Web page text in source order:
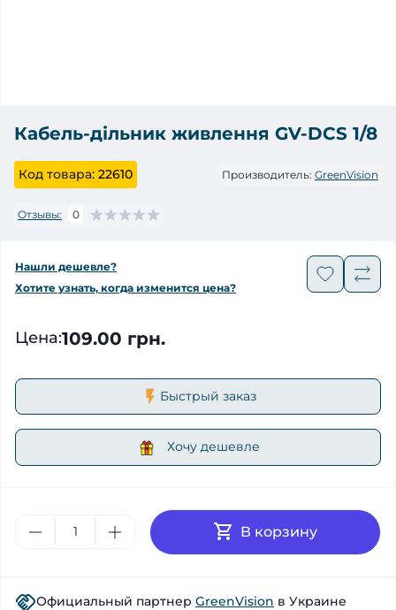
Кабель-дільник живлення GV-DCS 1/8
Код товара: 22610 Производитель: GreenVision
Отзывы: 0
Нашли дешевле?
Хотите узнать, когда изменится цена?
Цена:109.00 грн.
Быстрый заказ
Хочу дешевле
В корзину
Официальный партнер GreenVision в Украине